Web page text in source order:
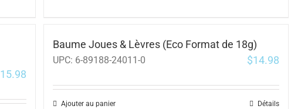
15.98
Baume Joues & Lèvres (Eco Format de 18g)
UPC: 6-89188-24011-0 $14.98
Ajouter au panier Détails